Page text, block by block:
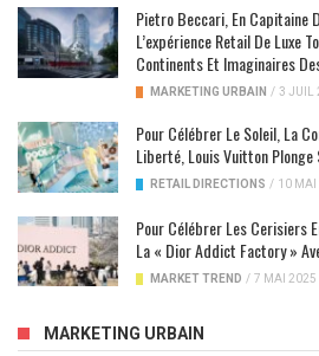
Pietro Beccari, En Capitaine
L’expérience Retail De Luxe
Continents Et Imaginaires
MARKETING URBAIN / 3 JUIL
Pour Célébrer Le Soleil, La
Liberté, Louis Vuitton Plonge
RETAIL DIRECTIONS / 10 MAI
Pour Célébrer Les Cerisiers
La « Dior Addict Factory »
MARKET TREND / 7 MAI 2025
MARKETING URBAIN